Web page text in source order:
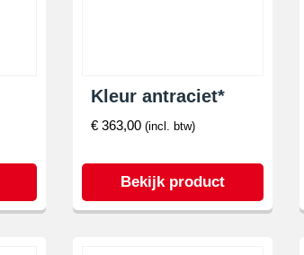
Kleur antraciet*
€ 363,00 (incl. btw)
Bekijk product